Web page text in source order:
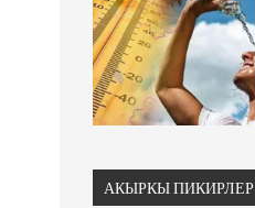
АКЫРКЫ ПИКИРЛЕР